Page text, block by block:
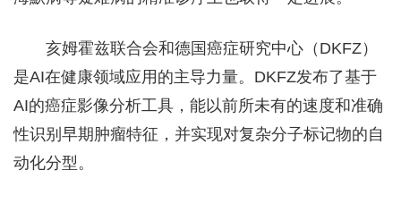
亥姆霍兹联合会和德国癌症研究中心（DKFZ）
是AI在健康领域应用的主导力量。DKFZ发布了基于
AI的癌症影像分析工具，能以前所未有的速度和准确
性识别早期肿瘤特征，并实现对复杂分子标记物的自
动化分型。